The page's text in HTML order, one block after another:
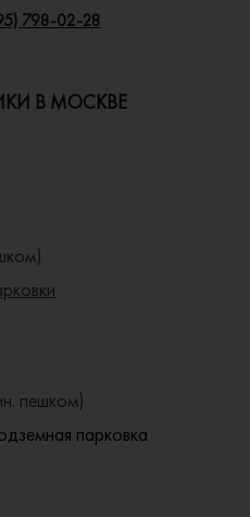
798-02-28
В МОСКВЕ
пешком)
парковка